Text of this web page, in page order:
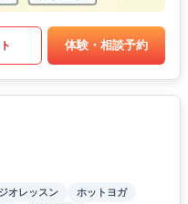
体験・相談予約
オレッスン
ホットヨガ